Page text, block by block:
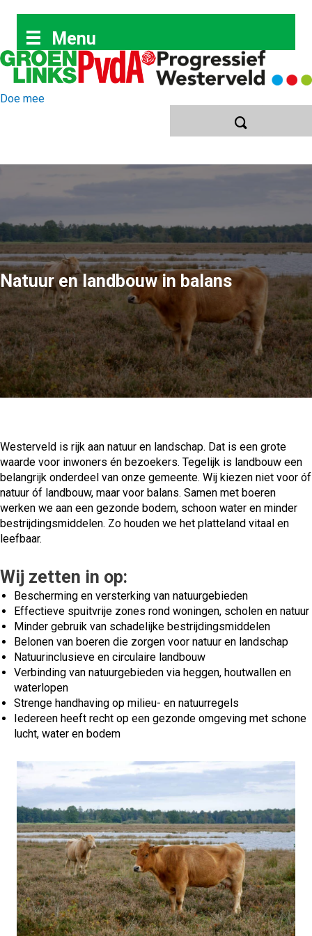
inhoud
Menu
Doe mee
Natuur en landbouw in balans
Westerveld is rijk aan natuur en landschap. Dat is een grote
waarde voor inwoners én bezoekers. Tegelijk is landbouw een
belangrijk onderdeel van onze gemeente. Wij kiezen niet voor óf
natuur óf landbouw, maar voor balans. Samen met boeren
werken we aan een gezonde bodem, schoon water en minder
bestrijdingsmiddelen. Zo houden we het platteland vitaal en
leefbaar.
Wij zetten in op:
Bescherming en versterking van natuurgebieden
Effectieve spuitvrije zones rond woningen, scholen en natuur
Minder gebruik van schadelijke bestrijdingsmiddelen
Belonen van boeren die zorgen voor natuur en landschap
Natuurinclusieve en circulaire landbouw
Verbinding van natuurgebieden via heggen, houtwallen en
waterlopen
Strenge handhaving op milieu- en natuurregels
Iedereen heeft recht op een gezonde omgeving met schone
lucht, water en bodem